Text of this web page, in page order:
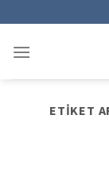
to
content
ETIKET